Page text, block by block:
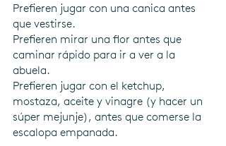
Prefieren jugar con una canica antes
que vestirse.
Prefieren mirar una flor antes que
caminar rápido para ir a ver a la
abuela.
Prefieren jugar con el ketchup,
mostaza, aceite y vinagre (y hacer un
súper mejunje), antes que comerse la
escalopa empanada.